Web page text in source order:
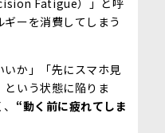
ーを消費してしまう
か」「先にスマホ見
いう状態に陥りま
“動く前に疲れてしま